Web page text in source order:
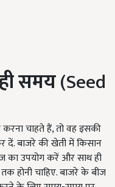
समय(Seed
करना चाहते हैं, तो वह इसकी
बाजरे की खेती में किसान
का उपयोग करें और साथ ही
होनी चाहिए. बाजरे के बीज